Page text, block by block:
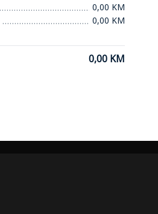
0,00 KM
0,00 KM
0,00 KM